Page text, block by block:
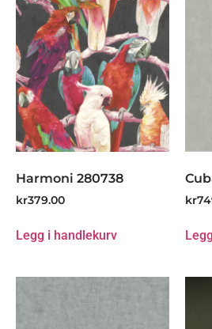
Harmoni 280738
kr379.00
Legg i handlekurv
kr